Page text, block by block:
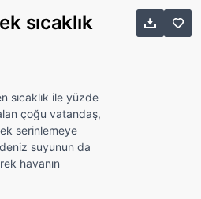
sıcaklık
sıcaklık ile yüzde
çoğu vatandaş,
serinlemeye
suyunun da
havanın